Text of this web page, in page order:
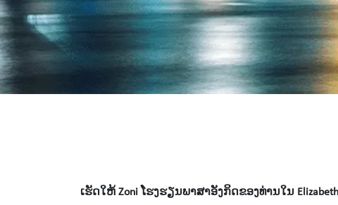
ເຮັດໃຫ້ Zoni ໂຮງຮຽນພາສາອັງກິດຂອງທ່ານໃນ Elizabeth